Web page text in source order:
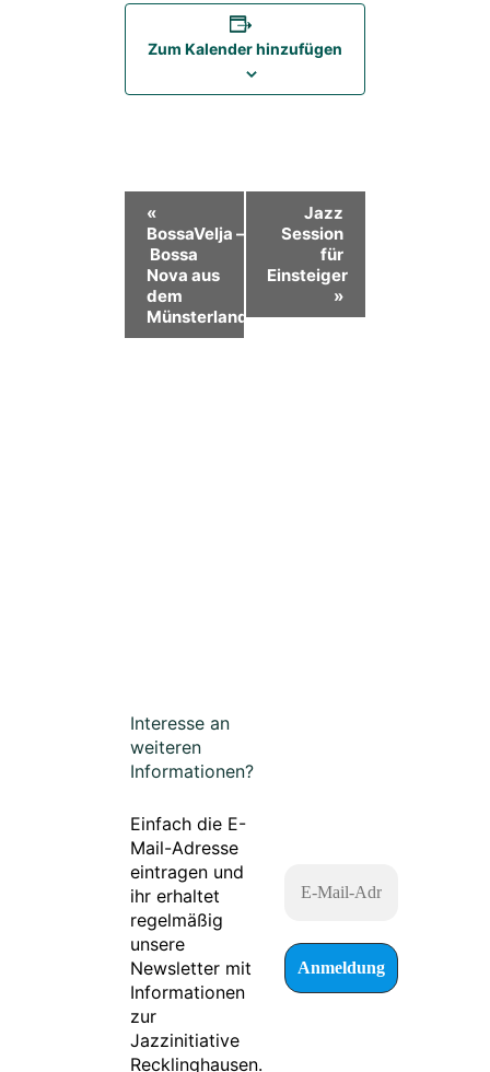
Zum Kalender hinzufügen
Veranstaltung-
Navigation
«
BossaVelja –
Bossa
Nova aus
dem
Münsterland
Jazz
Session
für
Einsteiger
»
Interesse an
weiteren
Informationen?
Einfach die E-
Mail-Adresse
eintragen und
ihr erhaltet
regelmäßig
unsere
Newsletter mit
Informationen
zur
Jazzinitiative
Recklinghausen.